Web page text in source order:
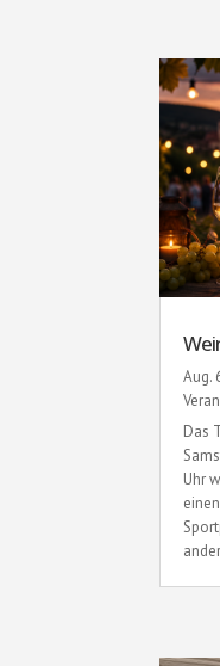
Aug.
Das
Uhr